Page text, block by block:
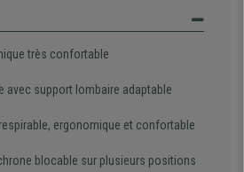
très confortable
avec support lombaire adaptable
ergonomique et confortable
blocable sur plusieurs positions